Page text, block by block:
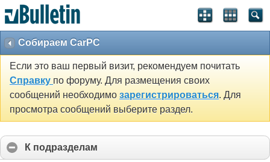
Собираем CarPC
Если это ваш первый визит, рекомендуем почитать
Справку по форуму. Для размещения своих
сообщений необходимо зарегистрироваться. Для
просмотра сообщений выберите раздел.
К подразделам